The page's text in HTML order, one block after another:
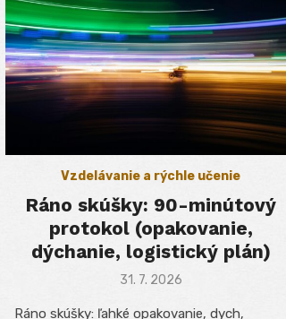
Vzdelávanie a rýchle učenie
Ráno skúšky: 90-minútový
protokol (opakovanie,
dýchanie, logistický plán)
Posted
31. 7. 2026
Ráno skúšky: ľahké opakovanie, dych,